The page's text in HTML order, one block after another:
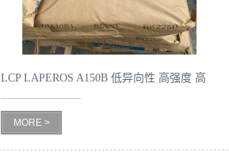
LCP LAPEROS A150B 低异向性 高强度 高
韧性
MORE >